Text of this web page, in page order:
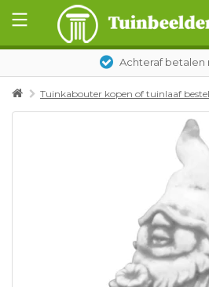
Achteraf betalen
Tuinkabouter kopen of tuinlaaf